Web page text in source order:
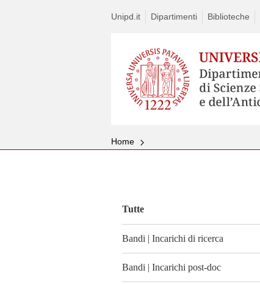
Unipd.it Dipartimenti Biblioteche
Home
Tutte
Bandi | Incarichi di ricerca
Bandi | Incarichi post-doc